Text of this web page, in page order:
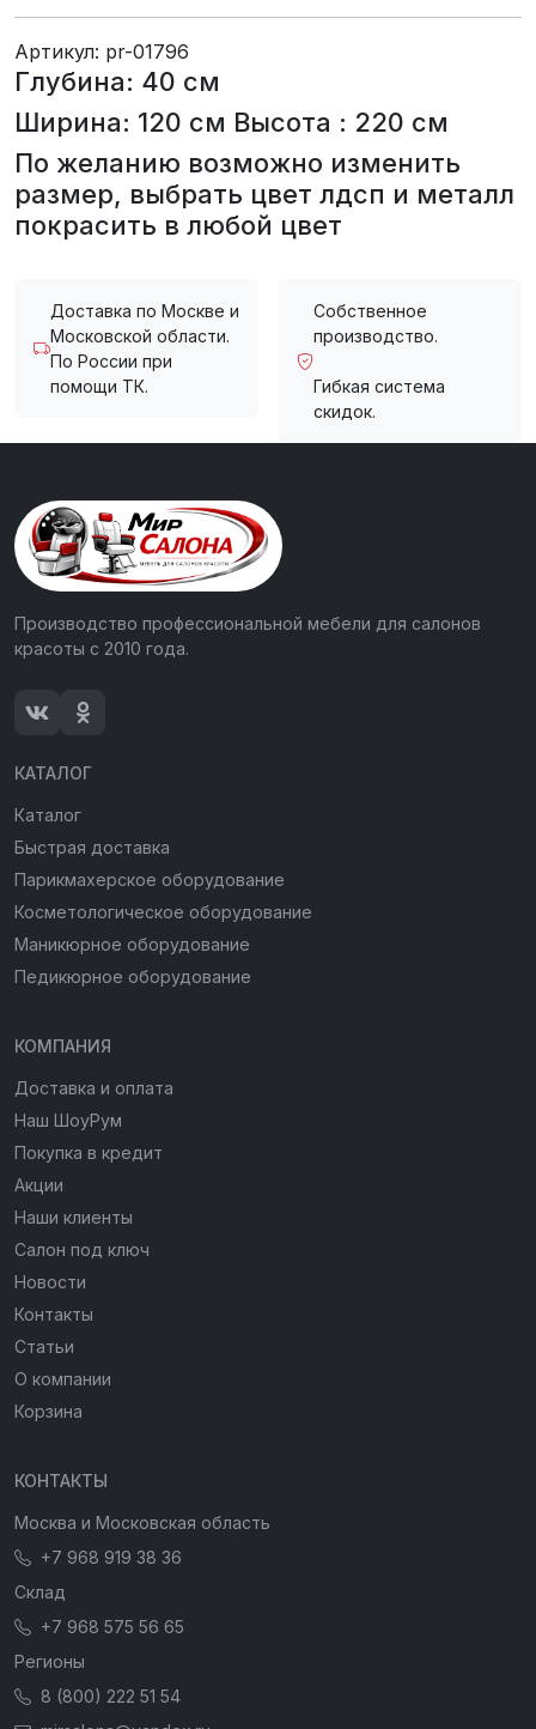
Артикул: pr-01796
Глубина: 40 см
Ширина: 120 см Высота : 220 см
По желанию возможно изменить
размер, выбрать цвет лдсп и металл
покрасить в любой цвет
Доставка по Москве и
Московской области.
По России при
помощи ТК.
Собственное
производство.
Гибкая система
скидок.
Производство профессиональной мебели для салонов
красоты с 2010 года.
КАТАЛОГ
Каталог
Быстрая доставка
Парикмахерское оборудование
Косметологическое оборудование
Маникюрное оборудование
Педикюрное оборудование
КОМПАНИЯ
Доставка и оплата
Наш ШоуРум
Покупка в кредит
Акции
Наши клиенты
Салон под ключ
Новости
Контакты
Статьи
О компании
Корзина
КОНТАКТЫ
Москва и Московская область
+7 968 919 38 36
Склад
+7 968 575 56 65
Регионы
8 (800) 222 51 54